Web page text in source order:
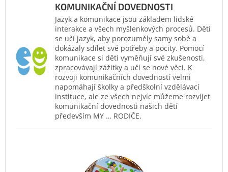
KOMUNIKAČNÍ DOVEDNOSTI
Jazyk a komunikace jsou základem lidské
interakce a všech myšlenkových procesů. Děti
se učí jazyk, aby porozuměly samy sobě a
dokázaly sdílet své potřeby a pocity. Pomocí
komunikace si děti vyměňují své zkušenosti,
zpracovávají zážitky a učí se nové věci. K
rozvoji komunikačních dovedností velmi
napomáhají školky a předškolní vzdělávací
instituce, ale ze všech nejvíc můžeme rozvíjet
komunikační dovednosti našich dětí
především MY … RODIČE.